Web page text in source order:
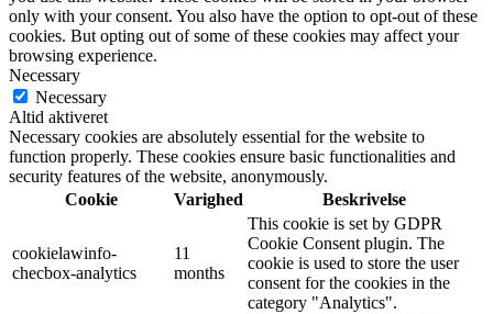
only with your consent. You also have the option to opt-out of these
cookies. But opting out of some of these cookies may affect your
browsing experience.
Necessary
Necessary
Altid aktiveret
Necessary cookies are absolutely essential for the website to
function properly. These cookies ensure basic functionalities and
security features of the website, anonymously.
Cookie
Varighed Beskrivelse
cookielawinfo-
checbox-analytics
11
months
This cookie is set by GDPR
Cookie Consent plugin. The
cookie is used to store the user
consent for the cookies in the
category "Analytics".